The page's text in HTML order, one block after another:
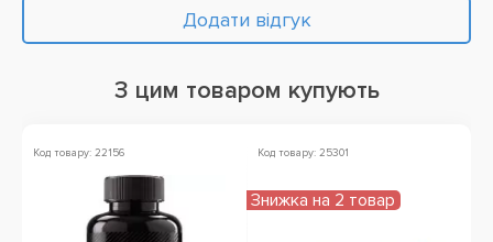
Додати відгук
З цим товаром купують
Код товару: 22156 Код товару: 25301
Знижка на 2 товар